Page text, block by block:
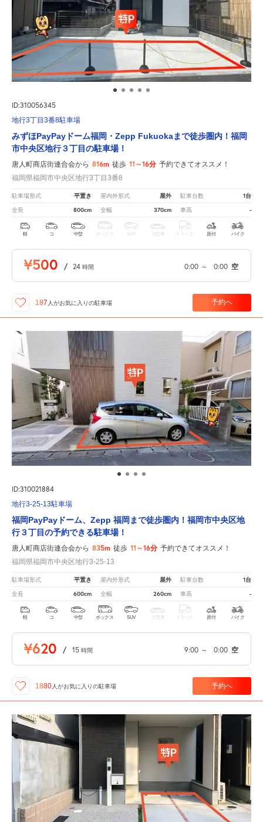
ID:310056345
地行3丁目3番8駐車場
みずほPayPayドーム福岡・Zepp Fukuokaまで徒歩圏内！福岡
市中央区地行３丁目の駐車場！
唐人町商店街連合会から 816m 徒歩 11～16分 予約できてオススメ！
福岡県福岡市中央区地行3丁目3番8
駐車場形式 平置き 屋内外形式 屋外 駐車台数 1台
全長 800cm 全幅 370cm 車高 -
軽 コ 中型 ボックス SUV 大型車 トラック 原付 バイク
¥500 / 24 時間 0:00 ～ 0:00 空
187 人がお気に入りの駐車場 予約へ
ID:310021884
地行3-25-13駐車場
福岡PayPayドーム、Zepp 福岡まで徒歩圏内！福岡市中央区地
行３丁目の予約できる駐車場！
唐人町商店街連合会から 835m 徒歩 11～16分 予約できてオススメ！
福岡県福岡市中央区地行3-25-13
駐車場形式 平置き 屋内外形式 屋外 駐車台数 1台
全長 600cm 全幅 260cm 車高 -
軽 コ 中型 ボックス SUV 大型車 トラック 原付 バイク
¥620 / 15 時間 9:00 ～ 0:00 空
1880 人がお気に入りの駐車場 予約へ